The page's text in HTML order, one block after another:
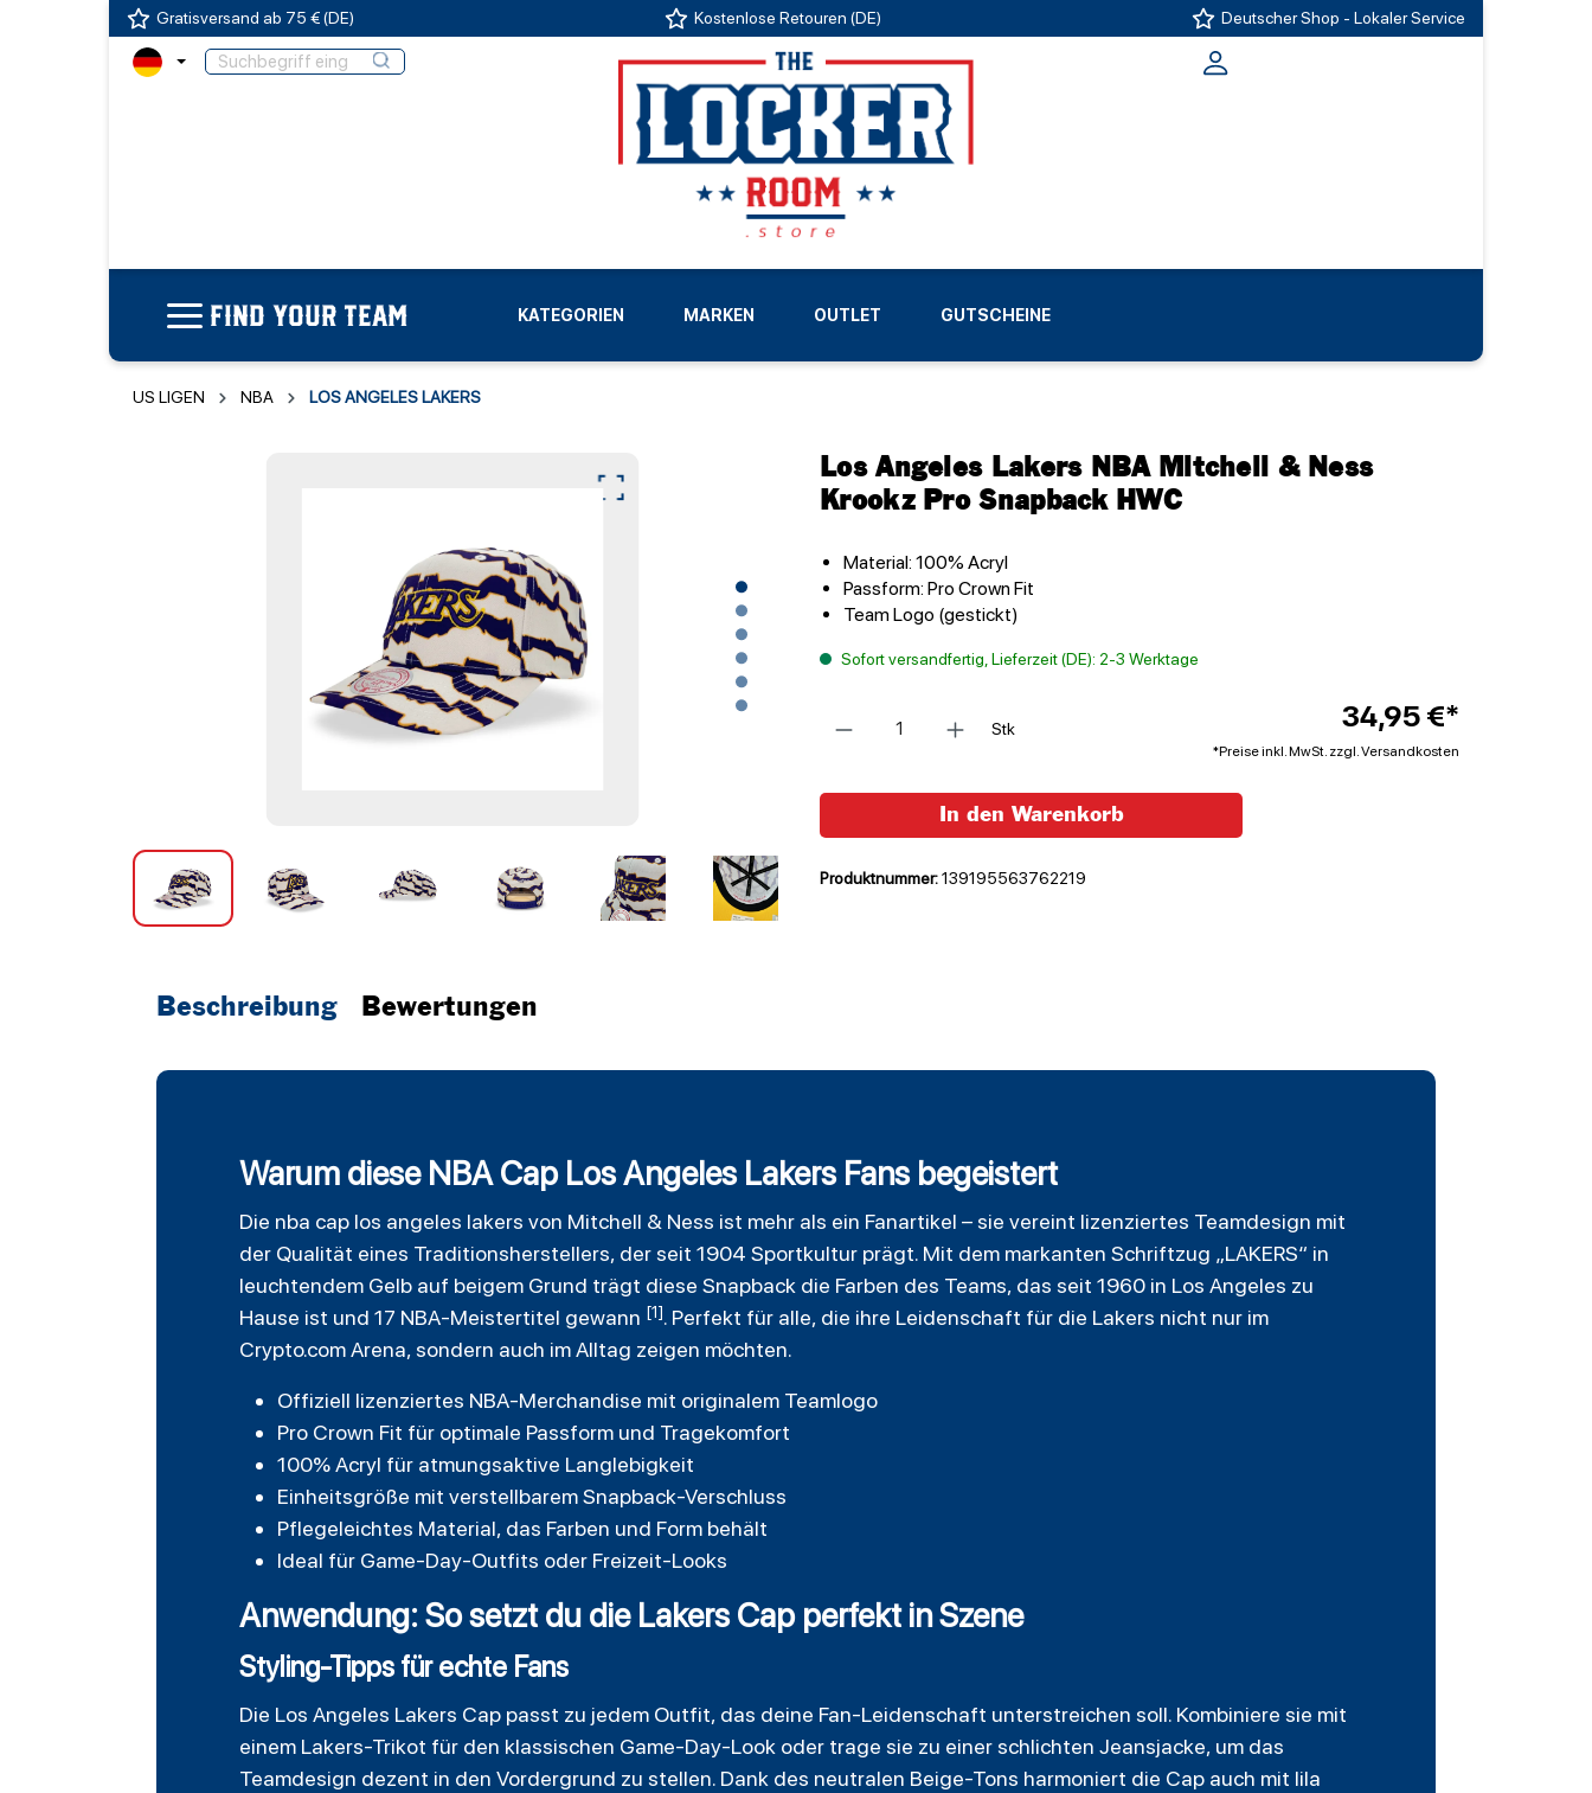
Gratisversand ab 75 € (DE) Kostenlose Retouren (DE) Deutscher Shop - Lokaler Service
FIND YOUR TEAM KATEGORIEN MARKEN
LIGEN
OUTLET GUTSCHEINE
US LIGEN NBA LOS ANGELES LAKERS
Los Angeles Lakers NBA Mitchell & Ness
Krookz Pro Snapback HWC
Material: 100% Acryl
Passform: Pro Crown Fit
Team Logo (gestickt)
Sofort versandfertig, Lieferzeit (DE): 2-3 Werktage
Stk
34,95 €*
*Preise inkl. MwSt. zzgl. Versandkosten
In den Warenkorb
Produktnummer:139195563762219
Beschreibung Bewertungen
Warum diese NBA Cap Los Angeles Lakers Fans begeistert
Die nba cap los angeles lakers von Mitchell & Ness ist mehr als ein Fanartikel – sie vereint lizenziertes Teamdesign mit
der Qualität eines Traditionsherstellers, der seit 1904 Sportkultur prägt. Mit dem markanten Schriftzug „LAKERS“ in
leuchtendem Gelb auf beigem Grund trägt diese Snapback die Farben des Teams, das seit 1960 in Los Angeles zu
Hause ist und 17 NBA-Meistertitel gewann [1]. Perfekt für alle, die ihre Leidenschaft für die Lakers nicht nur im
Crypto.com Arena, sondern auch im Alltag zeigen möchten.
Offiziell lizenziertes NBA-Merchandise mit originalem Teamlogo
Pro Crown Fit für optimale Passform und Tragekomfort
100% Acryl für atmungsaktive Langlebigkeit
Einheitsgröße mit verstellbarem Snapback-Verschluss
Pflegeleichtes Material, das Farben und Form behält
Ideal für Game-Day-Outfits oder Freizeit-Looks
Anwendung: So setzt du die Lakers Cap perfekt in Szene
Styling-Tipps für echte Fans
Die Los Angeles Lakers Cap passt zu jedem Outfit, das deine Fan-Leidenschaft unterstreichen soll. Kombiniere sie mit
einem Lakers-Trikot für den klassischen Game-Day-Look oder trage sie zu einer schlichten Jeansjacke, um das
Teamdesign dezent in den Vordergrund zu stellen. Dank des neutralen Beige-Tons harmoniert die Cap auch mit lila